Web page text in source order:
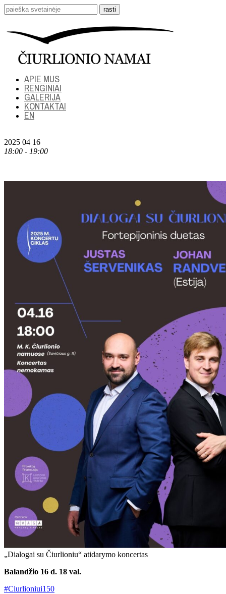
APIE MUS
RENGINIAI
GALERIJA
KONTAKTAI
EN
2025 04 16
18:00 - 19:00
„Dialogai su Čiurlioniu“ atidarymo koncertas
Balandžio 16 d. 18 val.
#Ciurlioniui150